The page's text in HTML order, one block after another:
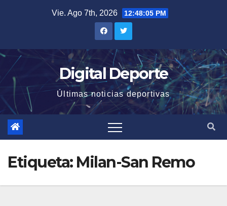
Vie. Ago 7th, 2026 12:48:05 PM
Digital Deporte
Últimas noticias deportivas
Etiqueta: Milan-San Remo